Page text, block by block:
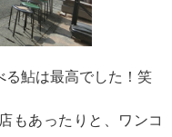
る鮎は最高でした！笑
もあったりと、ワンコ